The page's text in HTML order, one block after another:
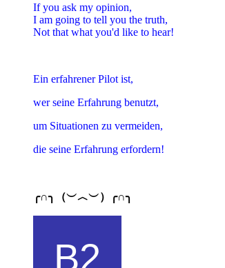
If you ask my opinion,
I am going to tell you the truth,
Not that what you'd like to hear!
Ein erfahrener Pilot ist,
wer seine Erfahrung benutzt,
um Situationen zu vermeiden,
die seine Erfahrung erfordern!
╭∩╮（︶︿︶）╭∩╮